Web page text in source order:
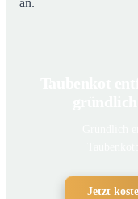
an.
Jetzt